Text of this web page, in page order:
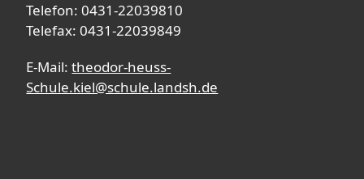
Telefon: 0431-22039810
Telefax: 0431-22039849
E-Mail:theodor-heuss-
Schule.kiel@schule.landsh.de